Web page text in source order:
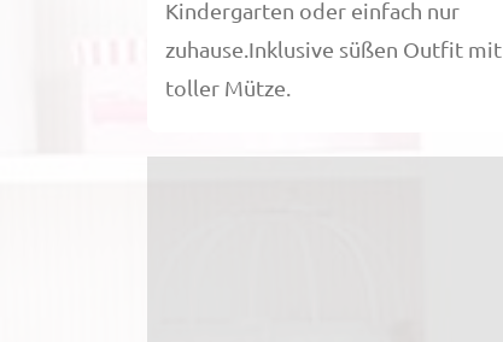
Kindergarten oder einfach nur
zuhause.Inklusive süßen Outfit mit
toller Mütze.